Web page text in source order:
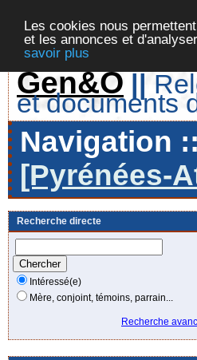
Les cookies nous
et les annonces et
savoir plus
Gen&O ||
et documents
Navigation ::
[Pyrénées-
Recherche directe
Intéressé(e)
Mère, conjoint, témoins, parrain...
Recherche